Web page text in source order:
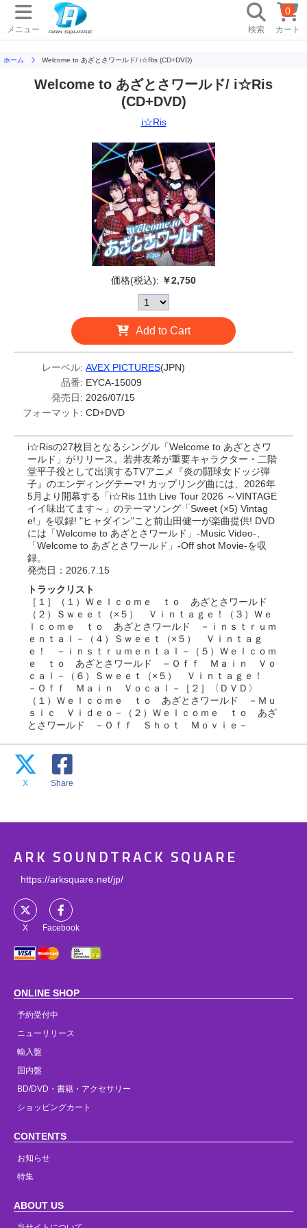
メニュー 検索 カート
0
ホーム Welcome to あざとさワールド/ i☆Ris (CD+DVD)
Welcome to あざとさワールド/ i☆Ris
(CD+DVD)
i☆Ris
価格(税込): ￥2,750
Add to Cart
レーベル: AVEX PICTURES(JPN)
品番: EYCA-15009
発売日: 2026/07/15
フォーマット: CD+DVD
i☆Risの27枚目となるシングル「Welcome to あざとさワ
ールド」がリリース。若井友希が重要キャラクター・二階
堂平子役として出演するTVアニメ『炎の闘球女ドッジ弾
子』のエンディングテーマ! カップリング曲には、2026年
5月より開幕する「i☆Ris 11th Live Tour 2026 ～VINTAGE
イイ味出てます～」のテーマソング「Sweet (×5) Vintag
e!」を収録! "ヒャダイン"こと前山田健一が楽曲提供! DVD
には「Welcome to あざとさワールド」-Music Video-、
「Welcome to あざとさワールド」-Off shot Movie-を収
録。
発売日：2026.7.15
トラックリスト
［１］（１）Ｗｅｌｃｏｍｅ ｔｏ あざとさワールド
（２）Ｓｗｅｅｔ（×５） Ｖｉｎｔａｇｅ！（３）Ｗｅ
ｌｃｏｍｅ ｔｏ あざとさワールド －ｉｎｓｔｒｕｍ
ｅｎｔａｌ－（４）Ｓｗｅｅｔ（×５） Ｖｉｎｔａｇ
ｅ！ －ｉｎｓｔｒｕｍｅｎｔａｌ－（５）Ｗｅｌｃｏｍ
ｅ ｔｏ あざとさワールド －Ｏｆｆ Ｍａｉｎ Ｖｏ
ｃａｌ－（６）Ｓｗｅｅｔ（×５） Ｖｉｎｔａｇｅ！
－Ｏｆｆ Ｍａｉｎ Ｖｏｃａｌ－［２］〈ＤＶＤ〉
（１）Ｗｅｌｃｏｍｅ ｔｏ あざとさワールド －Ｍｕ
ｓｉｃ Ｖｉｄｅｏ－（２）Ｗｅｌｃｏｍｅ ｔｏ あざ
とさワールド －Ｏｆｆ Ｓｈｏｔ Ｍｏｖｉｅ－
X Share
ARK SOUNDTRACK SQUARE
https://arksquare.net/jp/
X Facebook
ONLINE SHOP
予約受付中
ニューリリース
輸入盤
国内盤
BD/DVD・書籍・アクセサリー
ショッピングカート
CONTENTS
お知らせ
特集
ABOUT US